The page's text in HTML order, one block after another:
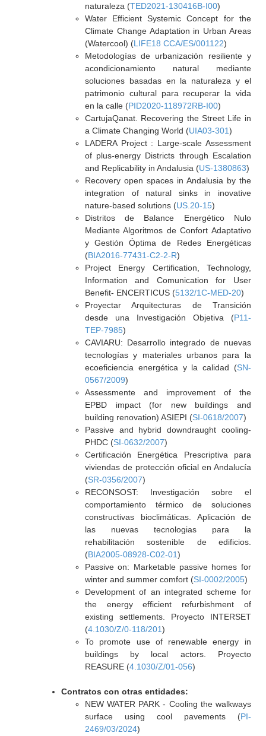
naturaleza (TED2021-130416B-I00)
Water Efficient Systemic Concept for the
Climate Change Adaptation in Urban Areas
(Watercool) (LIFE18 CCA/ES/001122)
Metodologías de urbanización resiliente y
acondicionamiento natural mediante
soluciones basadas en la naturaleza y el
patrimonio cultural para recuperar la vida
en la calle (PID2020-118972RB-I00)
CartujaQanat. Recovering the Street Life in
a Climate Changing World (UIA03-301)
LADERA Project : Large-scale Assessment
of plus-energy Districts through Escalation
and Replicability in Andalusia (US-1380863)
Recovery open spaces in Andalusia by the
integration of natural sinks in inovative
nature-based solutions (US.20-15)
Distritos de Balance Energético Nulo
Mediante Algoritmos de Confort Adaptativo
y Gestión Óptima de Redes Energéticas
(BIA2016-77431-C2-2-R)
Project Energy Certification, Technology,
Information and Comunication for User
Benefit- ENCERTICUS (5132/1C-MED-20)
Proyectar Arquitecturas de Transición
desde una Investigación Objetiva (P11-
TEP-7985)
CAVIARU: Desarrollo integrado de nuevas
tecnologías y materiales urbanos para la
ecoeficiencia energética y la calidad (SN-
0567/2009)
Assessmente and improvement of the
EPBD impact (for new buildings and
building renovation) ASIEPI (SI-0618/2007)
Passive and hybrid downdraught cooling-
PHDC (SI-0632/2007)
Certificación Energética Prescriptiva para
viviendas de protección oficial en Andalucía
(SR-0356/2007)
RECONSOST: Investigación sobre el
comportamiento térmico de soluciones
constructivas bioclimáticas. Aplicación de
las nuevas tecnologias para la
rehabilitación sostenible de edificios.
(BIA2005-08928-C02-01)
Passive on: Marketable passive homes for
winter and summer comfort (SI-0002/2005)
Development of an integrated scheme for
the energy efficient refurbishment of
existing settlements. Proyecto INTERSET
(4.1030/Z/0-118/201)
To promote use of renewable energy in
buildings by local actors. Proyecto
REASURE (4.1030/Z/01-056)
Contratos con otras entidades:
NEW WATER PARK - Cooling the walkways
surface using cool pavements (PI-
2469/03/2024)